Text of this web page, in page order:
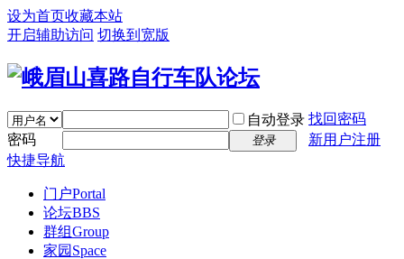
设为首页收藏本站
开启辅助访问 切换到宽版
自动登录 找回密码
密码
登录
新用户注册
快捷导航
门户Portal
论坛BBS
群组Group
家园 Space